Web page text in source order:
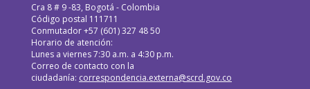
Cra 8 # 9 -83, Bogotá - Colombia
Código postal 111711
Conmutador +57 (601) 327 48 50
Horario de atención:
Lunes a viernes 7:30 a.m. a 4:30 p.m.
Correo de contacto con la
ciudadanía: correspondencia.externa@scrd.gov.co